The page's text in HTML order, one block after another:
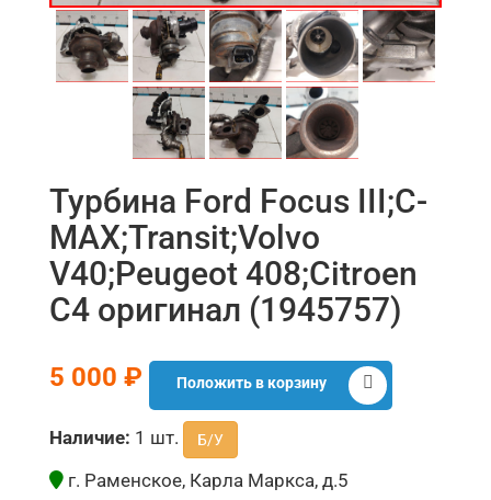
Турбина Ford Focus III;C-
MAX;Transit;Volvo
V40;Peugeot 408;Citroen
C4 оригинал (1945757)
5 000 ₽ Положить в корзину
Наличие: 1 шт. Б/У
г. Раменское, Карла Маркса, д.5